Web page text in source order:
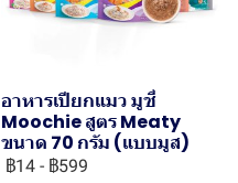
อาหารเปียกแมว มูชี่
Moochie สูตร Meaty
ขนาด 70 กรัม (แบบมูส)
฿14 - ฿599